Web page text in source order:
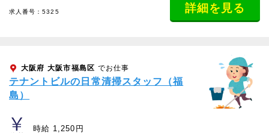
求人番号：5325 詳細を見る
大阪府 大阪市福島区 でお仕事
テナントビルの日常清掃スタッフ（福
島）
時給 1,250円